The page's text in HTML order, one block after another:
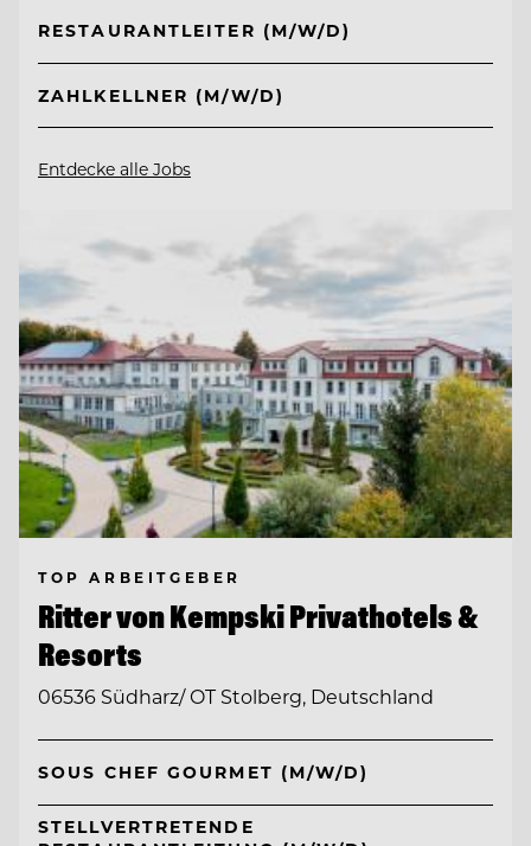
RESTAURANTLEITER (M/W/D)
ZAHLKELLNER (M/W/D)
Entdecke alle Jobs
TOP ARBEITGEBER
Ritter von Kempski Privathotels &
Resorts
06536 Südharz/ OT Stolberg, Deutschland
SOUS CHEF GOURMET (M/W/D)
STELLVERTRETENDE